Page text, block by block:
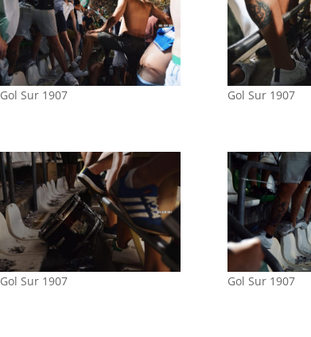
Gol Sur 1907 Gol Sur 1907
Gol Sur 1907 Gol Sur 1907